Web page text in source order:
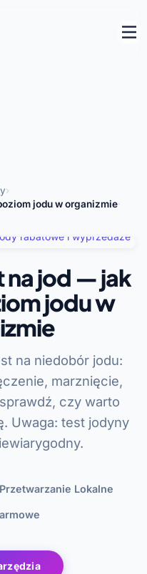
›
jodu w organizmie·
na jod — jak
jodu w
na niedobór jodu:
marznięcie,
czy warto
Uwaga: test jodyny
Przetwarzanie Lokalne